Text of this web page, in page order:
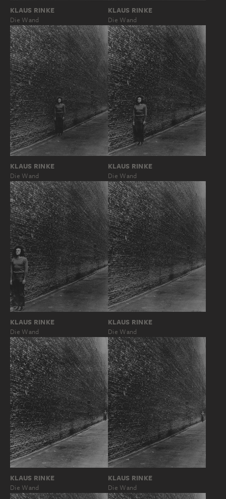
KLAUS RINKE
Die Wand
KLAUS RINKE
Die Wand
KLAUS RINKE
Die Wand
KLAUS RINKE
Die Wand
KLAUS RINKE
Die Wand
KLAUS RINKE
Die Wand
KLAUS RINKE
Die Wand
KLAUS RINKE
Die Wand